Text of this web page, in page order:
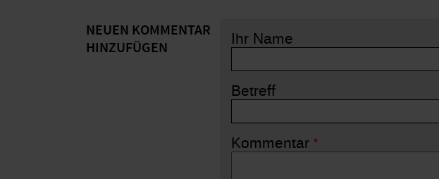
NEUEN KOMMENTAR
HINZUFÜGEN
Ihr Name
Betreff
Kommentar